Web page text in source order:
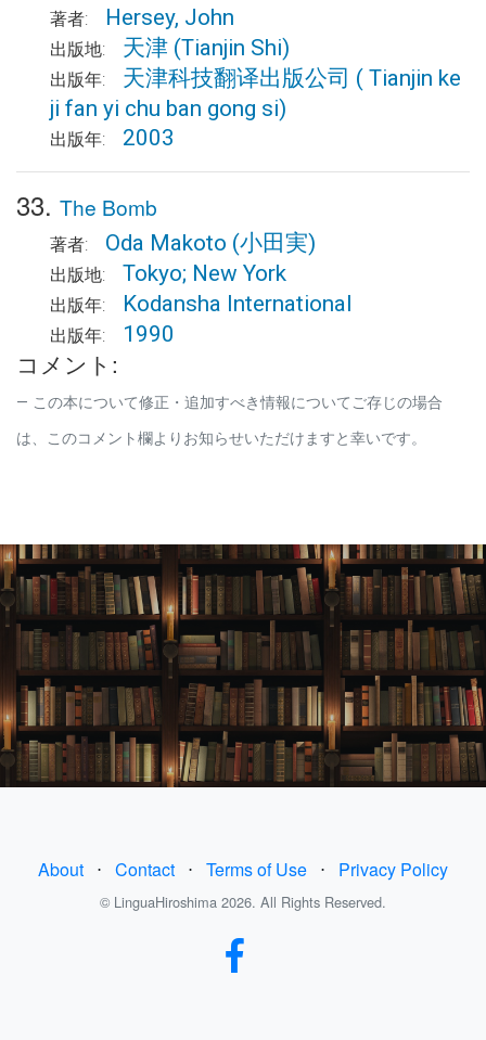
著者: Hersey, John
出版地: 天津 (Tianjin Shi)
出版年: 天津科技翻译出版公司 ( Tianjin ke
ji fan yi chu ban gong si)
出版年: 2003
33. The Bomb
著者: Oda Makoto (小田実)
出版地: Tokyo; New York
出版年: Kodansha International
出版年: 1990
コメント:
この本について修正・追加すべき情報についてご存じの場合
は、このコメント欄よりお知らせいただけますと幸いです。
About ⋅ Contact ⋅ Terms of Use ⋅ Privacy Policy
© LinguaHiroshima 2026. All Rights Reserved.